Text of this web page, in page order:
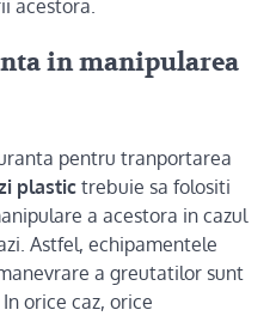
acestora.
in manipularea
pentru tranportarea
plastictrebuie sa folositi
a acestora in cazul
Astfel, echipamentele
a greutatilor sunt
orice caz, orice